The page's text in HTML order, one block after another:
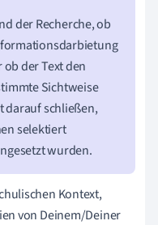
der Recherche, ob
der Text den
Sichtweise
darauf schließen,
selektiert
wurden.
Kontext,
von Deinem/Deiner